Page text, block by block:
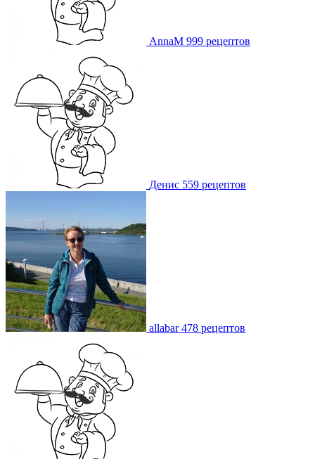
AnnaM 999 рецептов
Денис 559 рецептов
allabar 478 рецептов